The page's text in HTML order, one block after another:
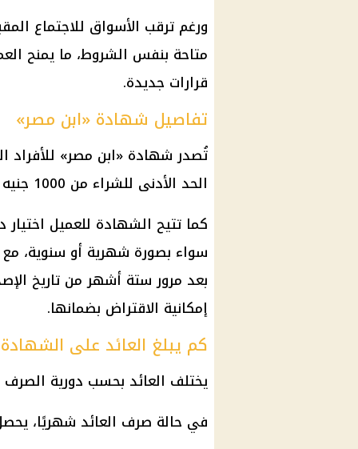
ورغم ترقب الأسواق للاجتماع
متاحة بنفس الشروط، ما يمنح
قرارات جديدة.
تفاصيل شهادة «ابن مصر»
تُصدر شهادة «ابن مصر» للأفراد
الحد الأدنى للشراء من 1000 جنيه ومضاعفاتها.
كما تتيح الشهادة للعميل اختيار
سواء بصورة شهرية أو سنوية،
بعد مرور ستة أشهر من تاريخ
إمكانية الاقتراض بضمانها.
كم يبلغ العائد على
يختلف العائد بحسب دورية الصرف
في حالة صرف العائد شهريًا،